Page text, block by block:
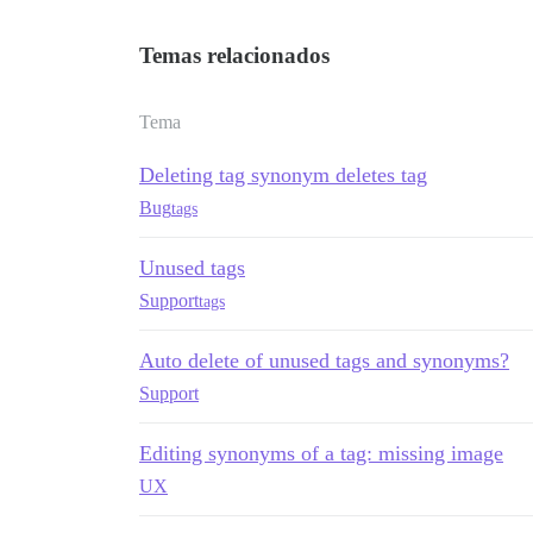
Temas relacionados
Tema
Deleting tag synonym deletes tag
Bugtags
Unused tags
Supporttags
Auto delete of unused tags and synonyms?
Support
Editing synonyms of a tag: missing image
UX